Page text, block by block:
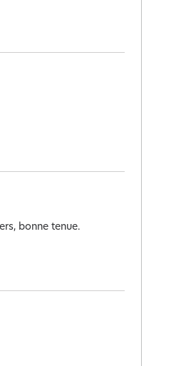
bonne tenue.